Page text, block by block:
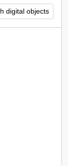
digital objects